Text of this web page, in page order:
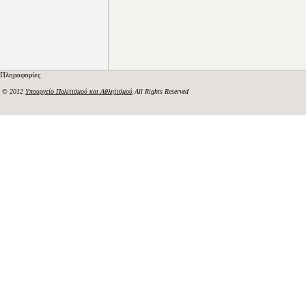
Πληροφορίες
© 2012 Υπουργείο Πολιτισμού και Αθλητισμού All Rights Reserved